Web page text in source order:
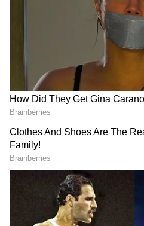
Related Articles
Tamil Nadu Agri Budget:
இனி தடையில்லா
இலவச மின்சாரத்துக்காக
ரூ.7,432 கோடி ஒதுக்கீடு..!